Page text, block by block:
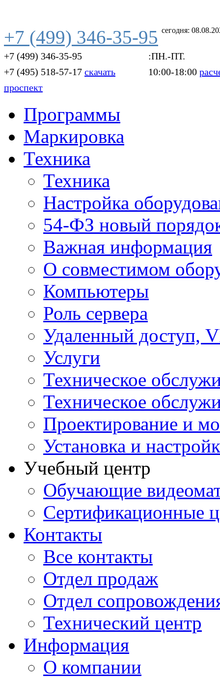
сегодня:
+7 (499) 346-35-95
+7 (499) 346-35-95
+7 (495) 518-57-17 скачать
проспект
:ПН.-ПТ.
10:00-18:00
Программы
Маркировка
Техника
Техника
Настройка
54-ФЗ новый
Важная информация
О совместимом
Компьютеры
Роль сервера
Удаленный доступ,
Услуги
Техническое
Техническое
Проектирование и
Установка и
Учебный центр
Обучающие
Сертификационные
Контакты
Все контакты
Отдел продаж
Отдел
Технический центр
Информация
О компании